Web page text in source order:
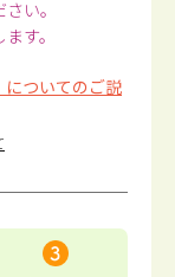
い。
す。
ついてのご説